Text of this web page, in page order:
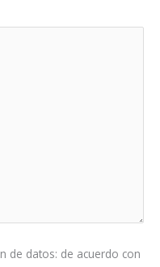
de datos: de acuerdo con